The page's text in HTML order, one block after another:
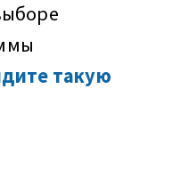
такую